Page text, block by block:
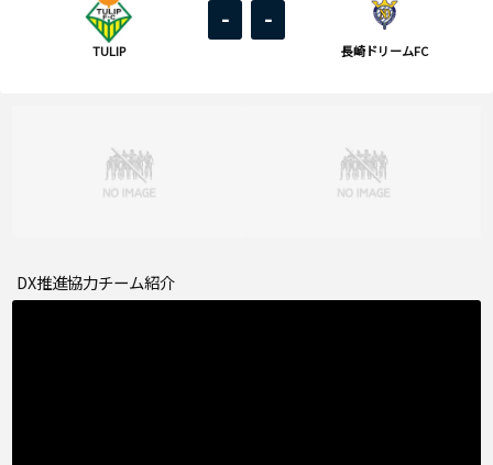
TULIP
- -
長崎ドリームFC
DX推進協力チーム紹介